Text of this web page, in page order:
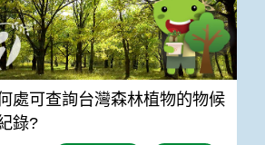
處可查詢台灣森林植物的物候
錄?